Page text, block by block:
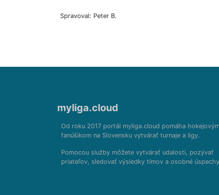
Spravoval: Peter B.
myliga.cloud
Od roku 2017 portál myliga.cloud pomáha hokejovým
fanúšikom na Slovensku vytvárať turnaje a ligy.
Pomocou služby môžete vytvárať udalosti, pozývať
priateľov, sledovať výsledky tímov a osobné